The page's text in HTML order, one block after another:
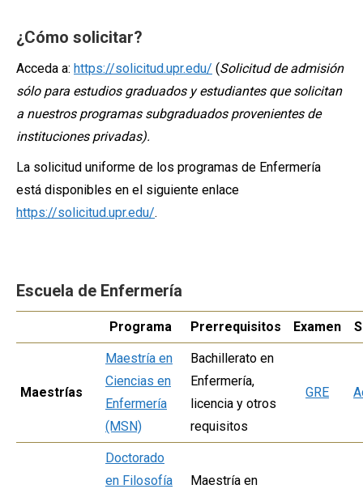
¿Cómo solicitar?
Acceda a: https://solicitud.upr.edu/ (Solicitud de admisión
sólo para estudios graduados y estudiantes que solicitan
a nuestros programas subgraduados provenientes de
instituciones privadas).
La solicitud uniforme de los programas de Enfermería
está disponibles en el siguiente enlace
https://solicitud.upr.edu/.
Escuela de Enfermería
Programa Prerrequisitos Examen
Maestrías
Maestría en
Ciencias en
Enfermería
(MSN)
Bachillerato en
Enfermería,
licencia y otros
requisitos
GRE
Doctorado
en Filosofía
Maestría en